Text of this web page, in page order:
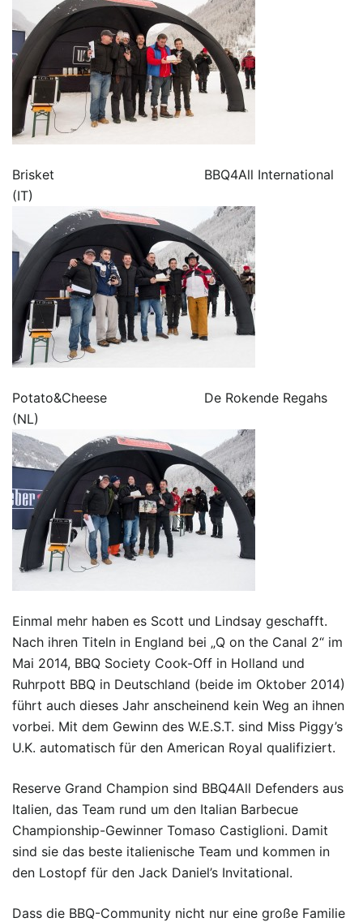
Brisket BBQ4All International
(IT)
Potato&Cheese De Rokende Regahs
(NL)
Einmal mehr haben es Scott und Lindsay geschafft.
Nach ihren Titeln in England bei „Q on the Canal 2“ im
Mai 2014, BBQ Society Cook-Off in Holland und
Ruhrpott BBQ in Deutschland (beide im Oktober 2014)
führt auch dieses Jahr anscheinend kein Weg an ihnen
vorbei. Mit dem Gewinn des W.E.S.T. sind Miss Piggy’s
U.K. automatisch für den American Royal qualifiziert.
Reserve Grand Champion sind BBQ4All Defenders aus
Italien, das Team rund um den Italian Barbecue
Championship-Gewinner Tomaso Castiglioni. Damit
sind sie das beste italienische Team und kommen in
den Lostopf für den Jack Daniel’s Invitational.
Dass die BBQ-Community nicht nur eine große Familie